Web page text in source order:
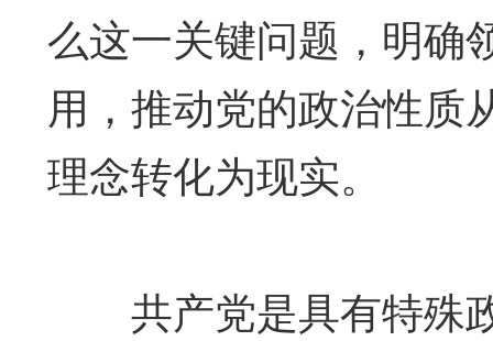
么这一关键问题，明确
用，推动党的政治性质
理念转化为现实。
共产党是具有特殊